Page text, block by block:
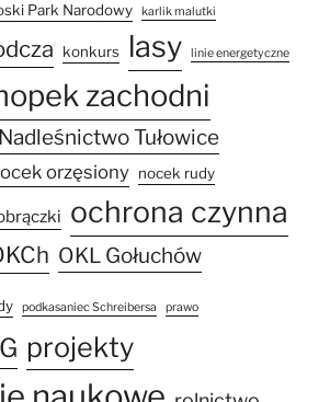
Park Narodowy karlik malutki
konkurs lasy linie energetyczne
zachodni
Nadleśnictwo Tułowice
orzęsiony nocek rudy
ochrona czynna
OKL Gołuchów
podkasaniec Schreibersa prawo
projekty